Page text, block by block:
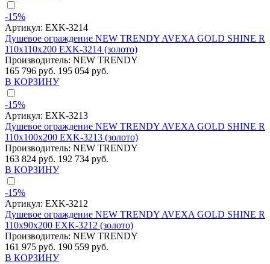
-15%
Артикул: EXK-3214
Душевое ограждение NEW TRENDY AVEXA GOLD SHINE R
110x110x200 EXK-3214 (золото)
Производитель: NEW TRENDY
165 796 руб. 195 054 руб.
В КОРЗИНУ
-15%
Артикул: EXK-3213
Душевое ограждение NEW TRENDY AVEXA GOLD SHINE R
110x100x200 EXK-3213 (золото)
Производитель: NEW TRENDY
163 824 руб. 192 734 руб.
В КОРЗИНУ
-15%
Артикул: EXK-3212
Душевое ограждение NEW TRENDY AVEXA GOLD SHINE R
110x90x200 EXK-3212 (золото)
Производитель: NEW TRENDY
161 975 руб. 190 559 руб.
В КОРЗИНУ